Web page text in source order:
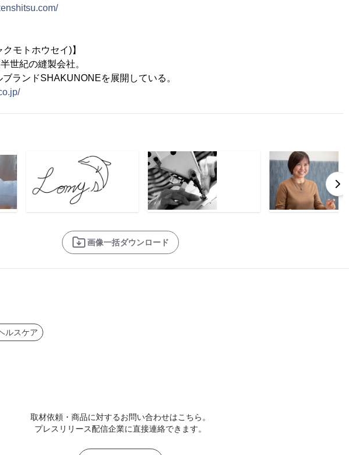
モトホウセイ)】
世紀の縫製会社。
ランドSHAKUNONEを展開している。
画像一括ダウンロード
ルスケア
取材依頼・商品に対するお問い合わせはこちら。
プレスリリース配信企業に直接連絡できます。